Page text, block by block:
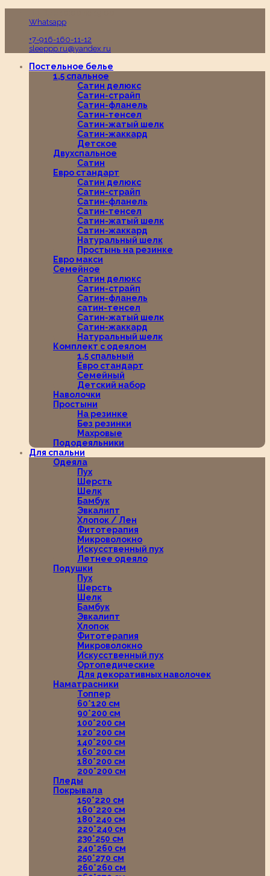
Whatsapp
+7-916-160-11-12
sleeppp.ru@yandex.ru
Постельное белье
1,5 спальное
Сатин делюкс
Сатин-страйп
Сатин-фланель
Сатин-тенсел
Сатин-жатый шелк
Сатин-жаккард
Детское
Двухспальное
Сатин
Евро стандарт
Сатин делюкс
Сатин-страйп
Сатин-фланель
Сатин-тенсел
Сатин-жатый шелк
Сатин-жаккард
Натуральный шелк
Простынь на резинке
Евро макси
Семейное
Сатин делюкс
Сатин-страйп
Сатин-фланель
сатин-тенсел
Сатин-жатый шелк
Сатин-жаккард
Натуральный шелк
Комплект с одеялом
1,5 спальный
Евро стандарт
Семейный
Детский набор
Наволочки
Простыни
На резинке
Без резинки
Махровые
Пододеяльники
Для спальни
Одеяла
Пух
Шерсть
Шелк
Бамбук
Эвкалипт
Хлопок / Лен
Фитотерапия
Микроволокно
Искусственный пух
Летнее одеяло
Подушки
Пух
Шерсть
Шелк
Бамбук
Эвкалипт
Хлопок
Фитотерапия
Микроволокно
Искусственный пух
Ортопедические
Для декоративных наволочек
Наматрасники
Топпер
60*120 см
90*200 см
100*200 см
120*200 см
140*200 см
160*200 см
180*200 см
200*200 см
Пледы
Покрывала
150*220 см
160*220 см
180*240 см
220*240 см
230*250 см
240*260 см
250*270 см
260*260 см